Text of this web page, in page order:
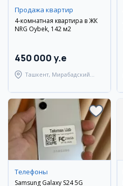
Продажа квартир
4-комнатная квартира в ЖК
NRG Oybek, 142 м2
450 000 y.e
Ташкент, Мирабадский
Телефоны
Samsung Galaxy S24 5G